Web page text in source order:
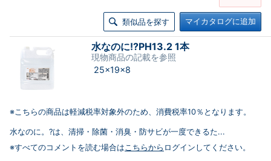
類似品を探す マイカタログに追加
水なのに!?PH13.2 1本
現物商品の記載を参照
25×19×8
※こちらの商品は軽減税率対象外のため、消費税率10％となります。
水なのに。?は、清掃・除菌・消臭・防サビが一度できるた...
※すべてのコメントを読む場合はこちらから ログインしてください。